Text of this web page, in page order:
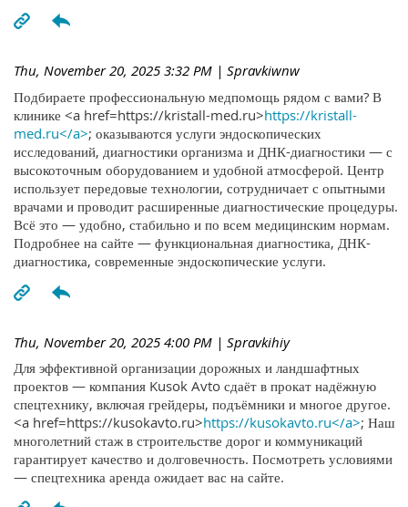
Thu, November 20, 2025 3:32 PM | Spravkiwnw
Подбираете профессиональную медпомощь рядом с вами? В
клинике <a href=https://kristall-med.ru>https://kristall-
med.ru</a>; оказываются услуги эндоскопических
исследований, диагностики организма и ДНК-диагностики — с
высокоточным оборудованием и удобной атмосферой. Центр
использует передовые технологии, сотрудничает с опытными
врачами и проводит расширенные диагностические процедуры.
Всё это — удобно, стабильно и по всем медицинским нормам.
Подробнее на сайте — функциональная диагностика, ДНК-
диагностика, современные эндоскопические услуги.
Thu, November 20, 2025 4:00 PM | Spravkihiy
Для эффективной организации дорожных и ландшафтных
проектов — компания Kusok Avto сдаёт в прокат надёжную
спецтехнику, включая грейдеры, подъёмники и многое другое.
<a href=https://kusokavto.ru>https://kusokavto.ru</a>; Наш
многолетний стаж в строительстве дорог и коммуникаций
гарантирует качество и долговечность. Посмотреть условиями
— спецтехника аренда ожидает вас на сайте.